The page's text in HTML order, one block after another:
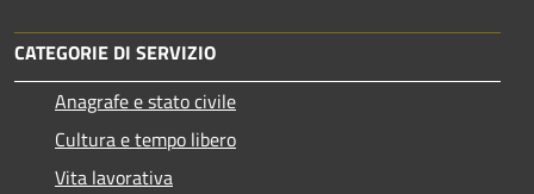
CATEGORIE DI SERVIZIO
Anagrafe e stato civile
Cultura e tempo libero
Vita lavorativa